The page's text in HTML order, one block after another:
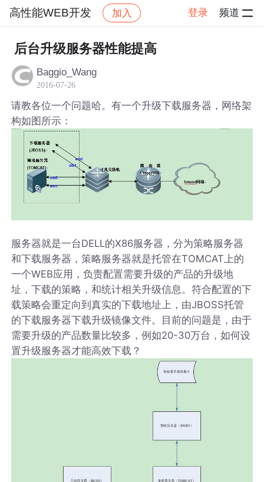
高性能WEB开发 加入 登录 频道
社区 高性能WEB开发 帖子详情
后台升级服务器性能提高
Baggio_Wang
2016-07-26
请教各位一个问题哈。有一个升级下载服务器，网络架
构如图所示：
服务器就是一台DELL的X86服务器，分为策略服务器
和下载服务器，策略服务器就是托管在TOMCAT上的
一个WEB应用，负责配置需要升级的产品的升级地
址，下载的策略，和统计相关升级信息。符合配置的下
载策略会重定向到真实的下载地址上，由JBOSS托管
的下载服务器下载升级镜像文件。目前的问题是，由于
需要升级的产品数量比较多，例如20-30万台，如何设
置升级服务器才能高效下载？